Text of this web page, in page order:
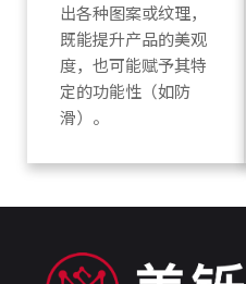
出各种图案或纹理，
既能提升产品的美观
度，也可能赋予其特
定的功能性（如防
滑）。